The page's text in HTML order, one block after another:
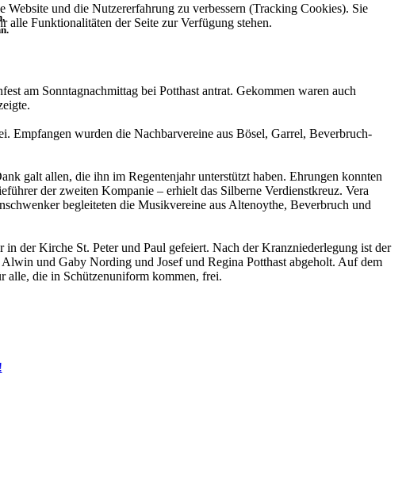
am Sonntagnachmittag bei Potthast antrat. Gekommen waren auch
Empfangen wurden die Nachbarvereine aus Bösel, Garrel, Beverbruch-
galt allen, die ihn im Regentenjahr unterstützt haben. Ehrungen konnten
der zweiten Kompanie – erhielt das Silberne Verdienstkreuz. Vera
begleiteten die Musikvereine aus Altenoythe, Beverbruch und
der Kirche St. Peter und Paul gefeiert. Nach der Kranzniederlegung ist der
und Gaby Nording und Josef und Regina Potthast abgeholt. Auf dem
alle, die in Schützenuniform kommen, frei.
und die Nutzererfahrung zu verbessern (Tracking Cookies). Sie
alle Funktionalitäten der Seite zur Verfügung stehen.